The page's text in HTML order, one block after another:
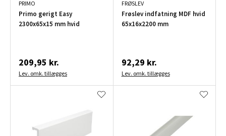
PRIMO
Primo gerigt Easy
2300x65x15 mm hvid
209,95 kr.
Lev. omk. tillægges
FRØSLEV
Frøslev indfatning MDF hvid
65x16x2200 mm
92,29 kr.
Lev. omk. tillægges